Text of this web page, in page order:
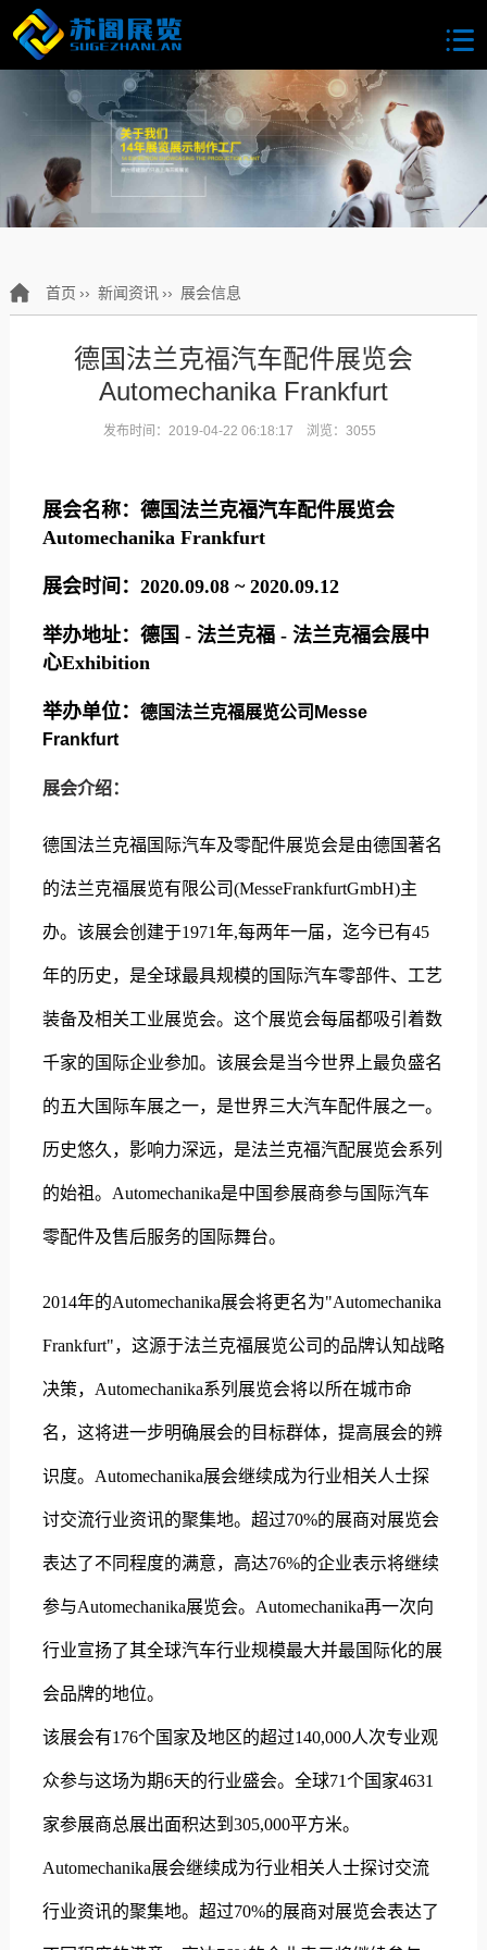
首页 ›› 新闻资讯 ›› 展会信息
德国法兰克福汽车配件展览会
Automechanika Frankfurt
发布时间：2019-04-22 06:18:17 浏览：3055
展会名称： 德国法兰克福汽车配件展览会
Automechanika Frankfurt
展会时间： 2020.09.08 ~ 2020.09.12
举办地址： 德国 - 法兰克福- 法兰克福会展中
心Exhibition
举办单位： 德国法兰克福展览公司Messe
Frankfurt
展会介绍：
德国法兰克福国际汽车及零配件展览会是由德国著名
的法兰克福展览有限公司(MesseFrankfurtGmbH)主
办。该展会创建于1971年,每两年一届，迄今已有45
年的历史，是全球最具规模的国际汽车零部件、工艺
装备及相关工业展览会。这个展览会每届都吸引着数
千家的国际企业参加。该展会是当今世界上最负盛名
的五大国际车展之一，是世界三大汽车配件展之一。
历史悠久，影响力深远，是法兰克福汽配展览会系列
的始祖。Automechanika是中国参展商参与国际汽车
零配件及售后服务的国际舞台。
2014年的Automechanika展会将更名为"Automechanika
Frankfurt"，这源于法兰克福展览公司的品牌认知战略
决策，Automechanika系列展览会将以所在城市命
名，这将进一步明确展会的目标群体，提高展会的辨
识度。Automechanika展会继续成为行业相关人士探
讨交流行业资讯的聚集地。超过70%的展商对展览会
表达了不同程度的满意，高达76%的企业表示将继续
参与Automechanika展览会。Automechanika再一次向
行业宣扬了其全球汽车行业规模最大并最国际化的展
会品牌的地位。
该展会有176个国家及地区的超过140,000人次专业观
众参与这场为期6天的行业盛会。全球71个国家4631
家参展商总展出面积达到305,000平方米。
Automechanika展会继续成为行业相关人士探讨交流
行业资讯的聚集地。超过70%的展商对展览会表达了